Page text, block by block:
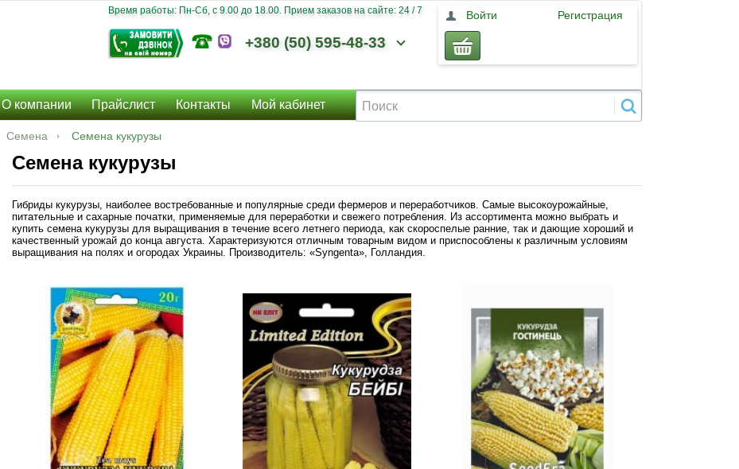
Время работы: Пн-Сб, c 9.00 до 18.00. Прием заказов на сайте: 24 / 7
+380 (50) 595-48-33
Войти Регистрация
О компании Прайслист Контакты Мой кабинет
Семена Семена кукурузы
Семена кукурузы
Гибриды кукурузы, наиболее востребованные и популярные среди фермеров и переработчиков. Самые высокоурожайные,
питательные и сахарные початки, применяемые для переработки и свежего потребления. Из ассортимента можно выбрать и
купить семена кукурузы для выращивания в течение всего летнего периода, как скороспелые ранние, так и дающие хороший и
качественный урожай до конца августа. Характеризуются отличным товарным видом и приспособлены к различным условиям
выращивания на полях и огородах Украины. Производитель: «Syngenta», Голландия.